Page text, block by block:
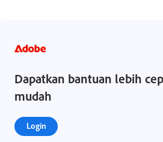
Dapatkan bantuan lebih
mudah
Login